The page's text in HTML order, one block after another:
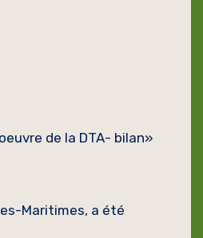
de la DTA- bilan»
Maritimes, a été